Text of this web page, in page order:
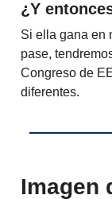
¿Y
Si ella gana en
pase,
Congreso de
diferentes.
Imagen